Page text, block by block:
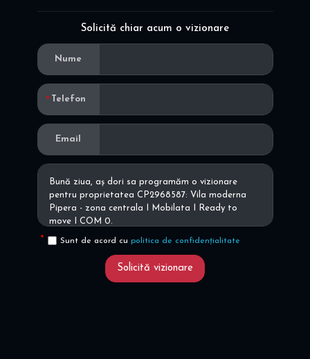
Solicită chiar acum o vizionare
Nume
Telefon
Email
Sunt de acord cu politica de confidențialitate
Solicită vizionare